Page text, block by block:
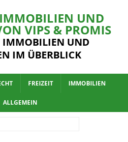
UND
VIPS & PROMIS
IMMOBILIEN UND
IM ÜBERBLICK
FREIZEIT IMMOBILIEN
ALLGEMEIN